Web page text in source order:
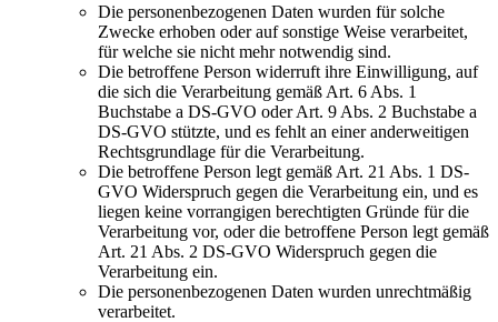
Die personenbezogenen Daten wurden für solche
Zwecke erhoben oder auf sonstige Weise verarbeitet,
für welche sie nicht mehr notwendig sind.
Die betroffene Person widerruft ihre Einwilligung, auf
die sich die Verarbeitung gemäß Art. 6 Abs. 1
Buchstabe a DS-GVO oder Art. 9 Abs. 2 Buchstabe a
DS-GVO stützte, und es fehlt an einer anderweitigen
Rechtsgrundlage für die Verarbeitung.
Die betroffene Person legt gemäß Art. 21 Abs. 1 DS-
GVO Widerspruch gegen die Verarbeitung ein, und es
liegen keine vorrangigen berechtigten Gründe für die
Verarbeitung vor, oder die betroffene Person legt gemäß
Art. 21 Abs. 2 DS-GVO Widerspruch gegen die
Verarbeitung ein.
Die personenbezogenen Daten wurden unrechtmäßig
verarbeitet.